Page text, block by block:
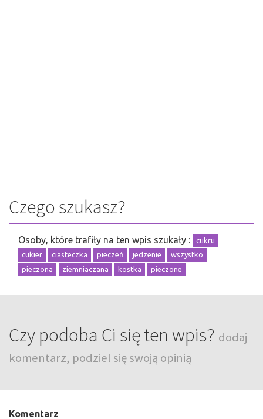
Czego szukasz?
Osoby, które trafiły na ten wpis szukały :
cukru
cukier
ciasteczka pieczeń jedzenie
wszystko
pieczona
ziemniaczana kostka pieczone
Czy podoba Ci się ten wpis? dodaj
komentarz, podziel się swoją opinią
Komentarz